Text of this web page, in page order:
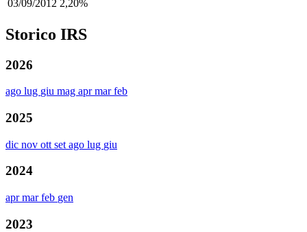
03/09/2012 2,20%
Storico IRS
2026
ago lug giu mag aprmarfeb
2025
dic nov ott set ago lug giu
2024
aprmarfeb gen
2023